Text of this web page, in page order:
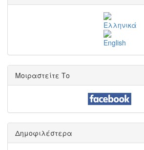
Μοιραστείτε Το
Δημοφιλέστερα